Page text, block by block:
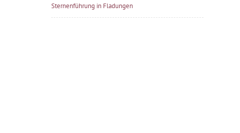
Sternenführung in Fladungen